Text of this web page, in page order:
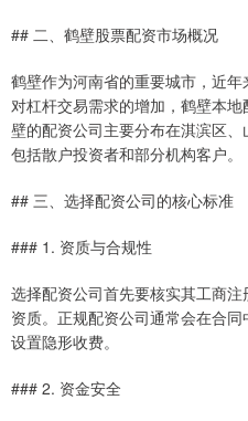
## 二、鹤壁股票配资市场概况
鹤壁作为河南省的重要城市，近
对杠杆交易需求的增加，鹤壁本
壁的配资公司主要分布在淇滨区
包括散户投资者和部分机构客户。
## 三、选择配资公司的核心标准
### 1. 资质与合规性
选择配资公司首先要核实其工商
资质。正规配资公司通常会在合
设置隐形收费。
### 2. 资金安全